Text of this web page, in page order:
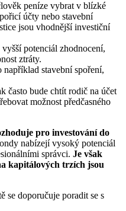
peníze vybrat v blízké
účty nebo stavební
jsou vhodnější investiční
potenciál zhodnocení,
ztráty.
stavební spoření,
často bude chtít rodič na účet
možnost předčasného
pro investování do
nabízejí vysoký potenciál
správci. Je však
kapitálových trzích jsou
se doporučuje poradit se s